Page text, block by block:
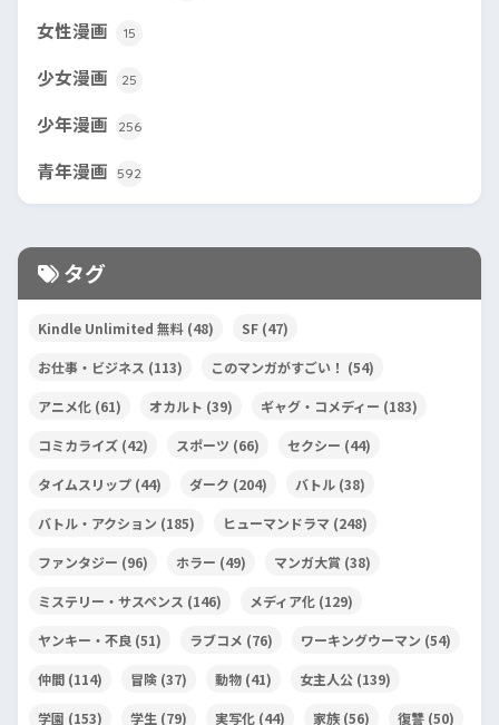
女性漫画 15
少女漫画 25
少年漫画 256
青年漫画 592
タグ
Kindle Unlimited 無料 (48) SF (47)
お仕事・ビジネス (113) このマンガがすごい！ (54)
アニメ化 (61) オカルト (39) ギャグ・コメディー (183)
コミカライズ (42) スポーツ (66) セクシー (44)
タイムスリップ (44) ダーク (204) バトル (38)
バトル・アクション (185) ヒューマンドラマ (248)
ファンタジー (96) ホラー (49) マンガ大賞 (38)
ミステリー・サスペンス (146) メディア化 (129)
ヤンキー・不良 (51) ラブコメ (76) ワーキングウーマン (54)
仲間 (114) 冒険 (37) 動物 (41) 女主人公 (139)
学園 (153) 学生 (79) 実写化 (44) 家族 (56) 復讐 (50)